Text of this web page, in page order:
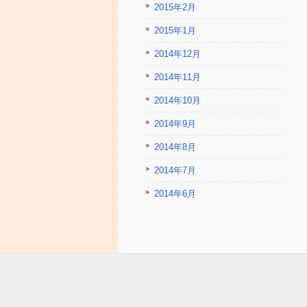
2015年2月
2015年1月
2014年12月
2014年11月
2014年10月
2014年9月
2014年8月
2014年7月
2014年6月